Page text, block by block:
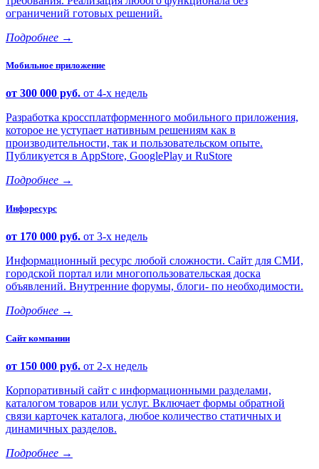
ограничений готовых решений.
Подробнее →
Мобильное приложение
от 300 000 руб. от 4-х недель
Разработка кроссплатформенного мобильного приложения,
которое не уступает нативным решениям как в
производительности, так и пользовательском опыте.
Публикуется в AppStore, GooglePlay и RuStore
Подробнее →
Инфоресурс
от 170 000 руб. от 3-х недель
Информационный ресурс любой сложности. Сайт для СМИ,
городской портал или многопользовательская доска
объявлений. Внутренние форумы, блоги- по необходимости.
Подробнее →
Сайт компании
от 150 000 руб. от 2-х недель
Корпоративный сайт с информационными разделами,
каталогом товаров или услуг. Включает формы обратной
связи карточек каталога, любое количество статичных и
динамичных разделов.
Подробнее →